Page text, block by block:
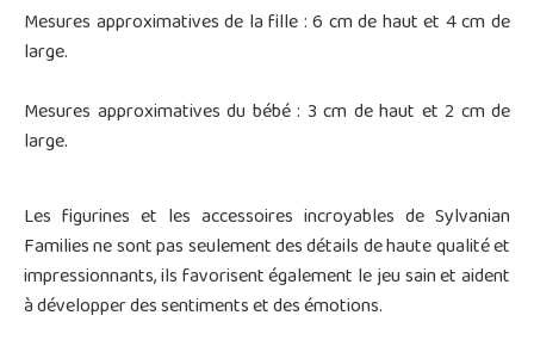
Mesures approximatives de la fille : 6 cm de haut et 4 cm de
large.
Mesures approximatives du bébé : 3 cm de haut et 2 cm de
large.
Les figurines et les accessoires incroyables de Sylvanian
Families ne sont pas seulement des détails de haute qualité et
impressionnants, ils favorisent également le jeu sain et aident
à développer des sentiments et des émotions.